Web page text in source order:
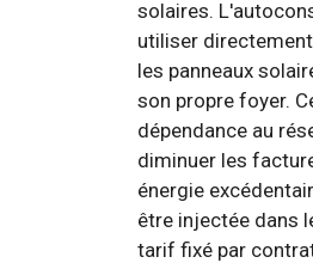
solaires.
utiliser
les panneaux
son propre foyer.
dépendance au
diminuer les
énergie
être injectée dans
tarif fixé par